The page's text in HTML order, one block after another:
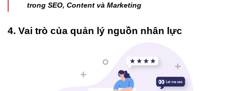
trong SEO, Content và Marketing
4. Vai trò của quản lý nguồn nhân lực